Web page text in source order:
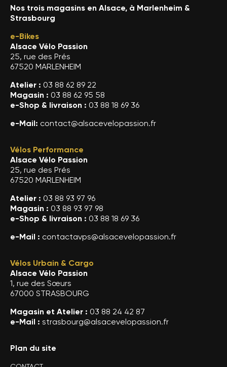
Nos trois magasins en Alsace, à Marlenheim &
Strasbourg
e-Bikes
Alsace Vélo Passion
25, rue des Prés
67520 MARLENHEIM
Atelier : 03 88 62 89 22
Magasin : 03 88 62 95 58
e-Shop & livraison : 03 88 18 69 36
e-Mail: contact@alsacevelopassion.fr
Vélos Performance
Alsace Vélo Passion
25, rue des Prés
67520 MARLENHEIM
Atelier : 03 88 93 97 96
Magasin : 03 88 93 97 98
e-Shop & livraison : 03 88 18 69 36
e-Mail : contactavps@alsacevelopassion.fr
Vélos Urbain & Cargo
Alsace Vélo Passion
1, rue des Sœurs
67000 STRASBOURG
Magasin et Atelier : 03 88 24 42 87
e-Mail : strasbourg@alsacevelopassion.fr
Plan du site